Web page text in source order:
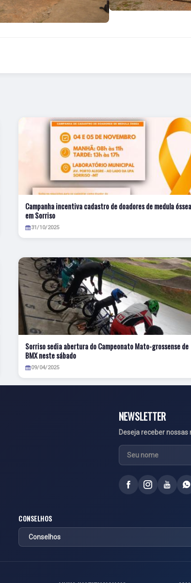
Campanha incentiva cadastro de doadores de medula óssea
em Sorriso
31/10/2025
Sorriso sedia abertura do Campeonato Mato-grossense de
BMX neste sábado
09/04/2025
NEWSLETTER
Deseja receber
CONSELHOS